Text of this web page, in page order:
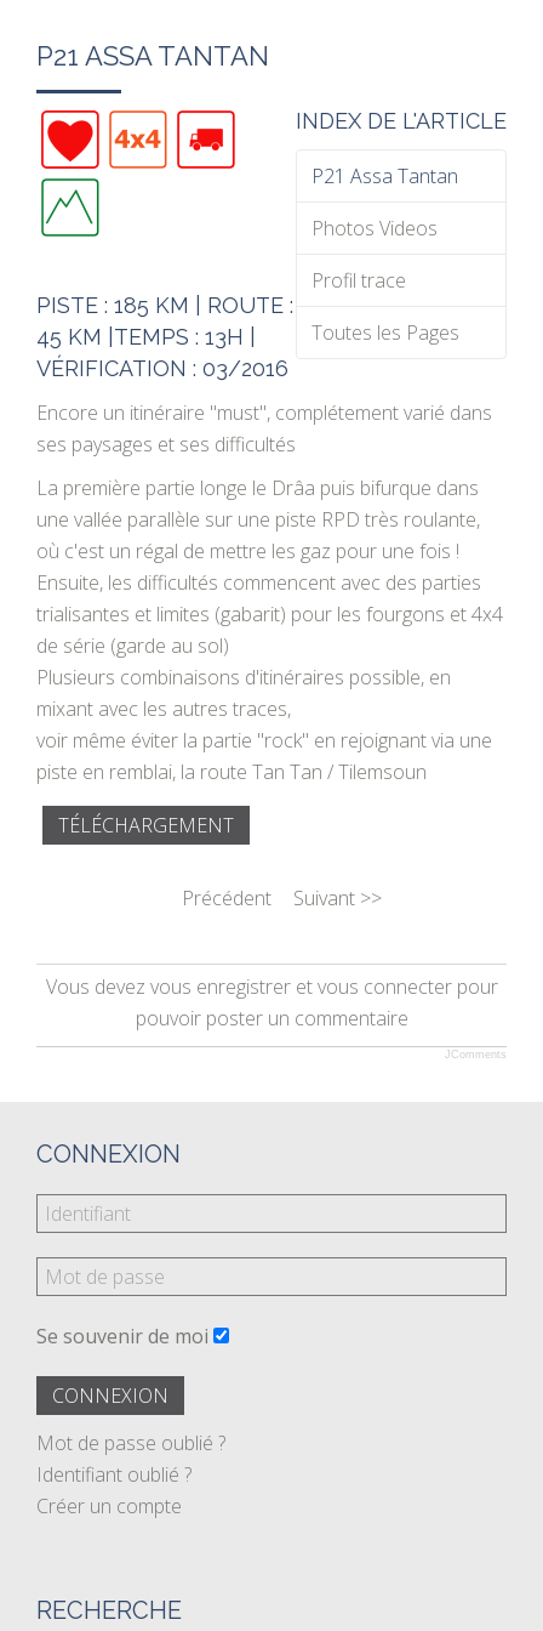
P21 ASSA TANTAN
INDEX DE L'ARTICLE
P21 Assa Tantan
Photos Videos
Profil trace
Toutes les Pages
PISTE : 185 KM | ROUTE :
45 KM |TEMPS : 13H |
VÉRIFICATION : 03/2016
Encore un itinéraire "must", complétement varié dans
ses paysages et ses difficultés
La première partie longe le Drâa puis bifurque dans
une vallée parallèle sur une piste RPD très roulante,
où c'est un régal de mettre les gaz pour une fois !
Ensuite, les difficultés commencent avec des parties
trialisantes et limites (gabarit) pour les fourgons et 4x4
de série (garde au sol)
Plusieurs combinaisons d'itinéraires possible, en
mixant avec les autres traces,
voir même éviter la partie "rock" en rejoignant via une
piste en remblai, la route Tan Tan / Tilemsoun
TÉLÉCHARGEMENT
Précédent Suivant >>
Vous devez vous enregistrer et vous connecter pour
pouvoir poster un commentaire
JComments
CONNEXION
Se souvenir de moi
CONNEXION
Mot de passe oublié ?
Identifiant oublié ?
Créer un compte
RECHERCHE